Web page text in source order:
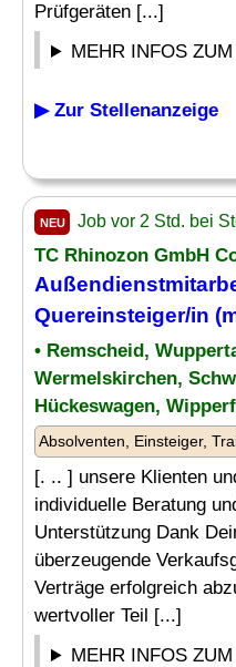
Prüfgeräten [...]
MEHR INFOS
▶ Zur Stellenanzeige
NEU Job vor 2 Std. bei
TC Rhinozon GmbH
Quereinsteiger/in
• Remscheid,
Wermelskirchen,
Hückeswagen,
Absolventen, Einsteiger,
[. .. ] unsere Klienten
individuelle Beratung
Unterstützung Dank
überzeugende
Verträge erfolgreich
wertvoller Teil [...]
MEHR INFOS